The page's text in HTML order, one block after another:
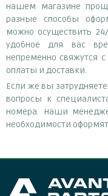
нашем магазине
разные способы
можно осуществить
удобное для вас
непременно свяжутся
оплаты и доставки.
Если же вы
вопросы к
номера. Наши
необходимости